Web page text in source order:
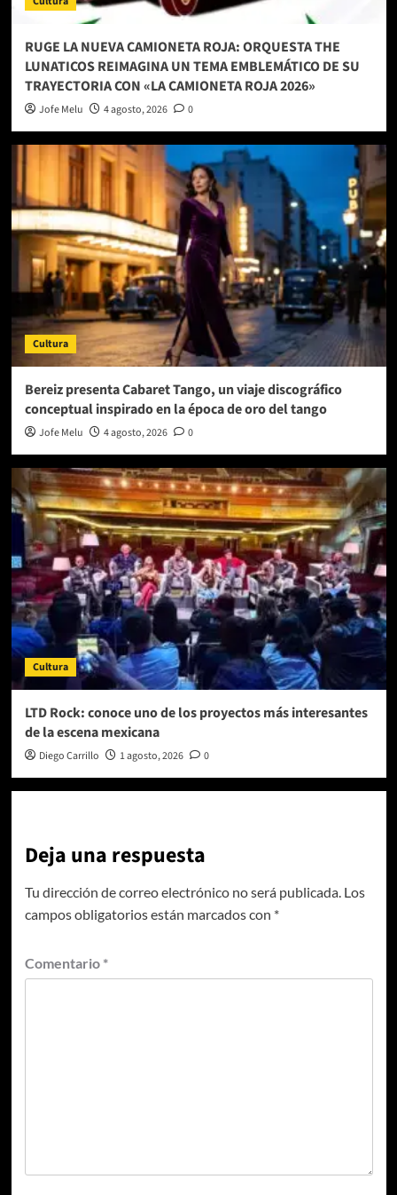
RUGE LA NUEVA CAMIONETA ROJA: ORQUESTA THE
LUNATICOS REIMAGINA UN TEMA EMBLEMÁTICO DE SU
TRAYECTORIA CON «LA CAMIONETA ROJA 2026»
Jofe Melu 4 agosto, 2026 0
Cultura
Bereiz presenta Cabaret Tango, un viaje discográfico
conceptual inspirado en la época de oro del tango
Jofe Melu 4 agosto, 2026 0
Cultura
LTD Rock: conoce uno de los proyectos más interesantes
de la escena mexicana
Diego Carrillo 1 agosto, 2026 0
Deja una respuesta
Tu dirección de correo electrónico no será publicada. Los
campos obligatorios están marcados con *
Comentario *